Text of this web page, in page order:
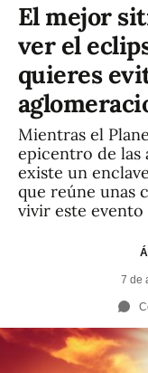
El mejor
ver el
quieres
Mientras el
epicentro de las
existe un
que reúne unas
vivir este
7 de